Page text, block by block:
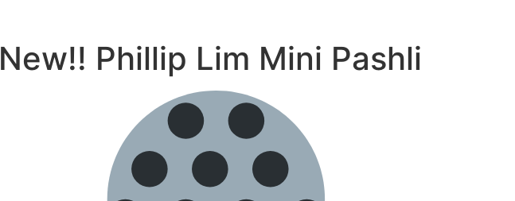
New!! Phillip Lim Mini Pashli